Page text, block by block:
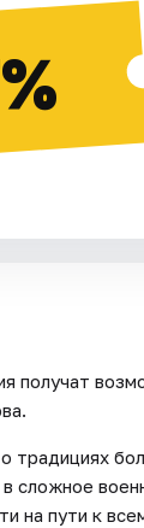
получат
традициях
сложное
на пути к